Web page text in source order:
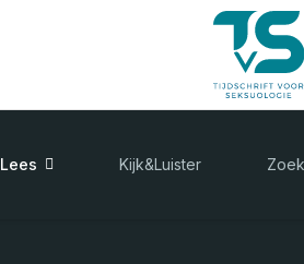
Lees Kijk&Luister Zoek